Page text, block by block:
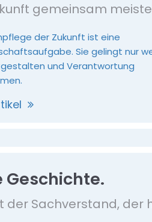
gemeinsam
der Zukunft ist eine
Sie gelingt nur
und Verantwortung
Geschichte.
der Sachverstand, der